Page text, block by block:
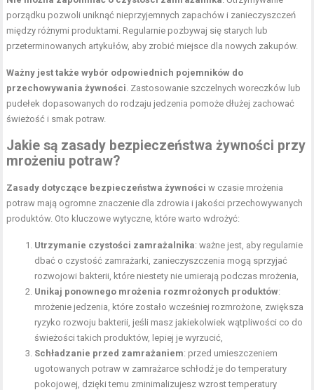
porządku pozwoli uniknąć nieprzyjemnych zapachów i zanieczyszczeń
między różnymi produktami. Regularnie pozbywaj się starych lub
przeterminowanych artykułów, aby zrobić miejsce dla nowych zakupów.
Ważny jest także wybór odpowiednich pojemników do
przechowywania żywności . Zastosowanie szczelnych woreczków lub
pudełek dopasowanych do rodzaju jedzenia pomoże dłużej zachować
świeżość i smak potraw.
Jakie są zasady bezpieczeństwa żywności przy
mrożeniu potraw?
Zasady dotyczące bezpieczeństwa żywności w czasie mrożenia
potraw mają ogromne znaczenie dla zdrowia i jakości przechowywanych
produktów. Oto kluczowe wytyczne, które warto wdrożyć:
Utrzymanie czystości zamrażalnika: ważne jest, aby regularnie
dbać o czystość zamrażarki, zanieczyszczenia mogą sprzyjać
rozwojowi bakterii, które niestety nie umierają podczas mrożenia,
Unikaj ponownego mrożenia rozmrożonych produktów:
mrożenie jedzenia, które zostało wcześniej rozmrożone, zwiększa
ryzyko rozwoju bakterii, jeśli masz jakiekolwiek wątpliwości co do
świeżości takich produktów, lepiej je wyrzucić,
Schładzanie przed zamrażaniem: przed umieszczeniem
ugotowanych potraw w zamrażarce schłodź je do temperatury
pokojowej, dzięki temu zminimalizujesz wzrost temperatury